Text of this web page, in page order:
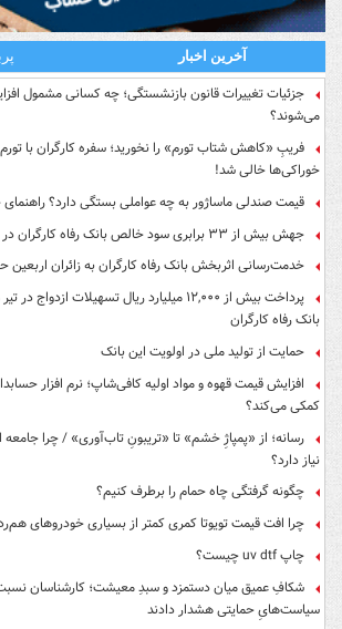
آخرین اخبار
جزئیات تغییرات قانون بازنشستگی؛ چه کسانی مشمول
می‌شوند؟
خوراکی‌ها خالی شد!
قیمت صندلی ماساژور به چه عواملی بستگی دارد؟ راهنمای
جهش بیش از ۳۳ برابری سود خالص بانک رفاه کارگران در بهار ۱۴۰۵
خدمت‌رسانی اثربخش بانک رفاه کارگران به زائران اربعین
پرداخت بیش از ۱۲,۰۰۰ میلیارد ریال تسهیلات
بانک رفاه کارگران
حمایت از تولید ملی در اولویت این بانک
افزایش قیمت قهوه و مواد اولیه کافی‌شاپ؛ نرم افزار
کمکی می‌کند؟
رسانه؛ از «پمپاژِ خشم» تا «تریبونِ تاب‌آوری» / چرا جامعه
نیاز دارد؟
چگونه گرفتگی چاه حمام را برطرف کنیم؟
چرا افت قیمت تویوتا کمری کمتر از بسیاری خودروهای
چاپ uv dtf چیست؟
شکافِ عمیق میان دستمزد و سبدِ معیشت؛ کارشناسان نسبت
سیاست‌هایِ حمایتی هشدار دادند